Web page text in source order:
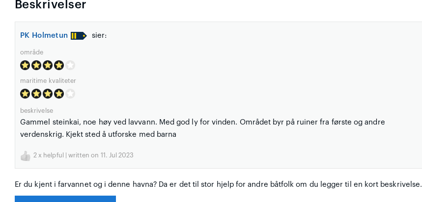
Beskrivelser
PK Holmetun sier:
område
maritime kvaliteter
beskrivelse
Gammel steinkai, noe høy ved lavvann. Med god ly for vinden. Området byr på ruiner fra første og andre
verdenskrig. Kjekt sted å utforske med barna
2 x helpful | written on 11. Jul 2023
Er du kjent i farvannet og i denne havna? Da er det til stor hjelp for andre båtfolk om du legger til en kort beskrivelse.